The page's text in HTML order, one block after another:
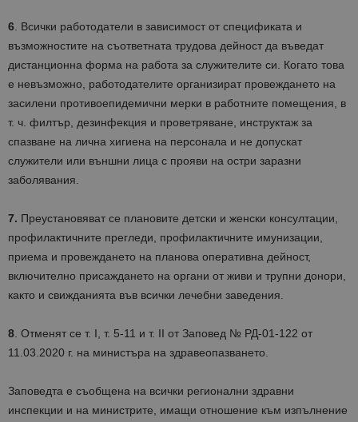
6. Всички работодатели в зависимост от спецификата и
възможностите на съответната трудова дейност да въведат
дистанционна форма на работа за служителите си. Когато това
е невъзможно, работодателите организират провеждането на
засилени противоепидемични мерки в работните помещения, в
т. ч. филтър, дезинфекция и проветряване, инструктаж за
спазване на лична хигиена на персонала и не допускат
служители или външни лица с прояви на остри заразни
заболявания.
7. Преустановяват се плановите детски и женски консултации,
профилактичните прегледи, профилактичните имунизации,
приема и провеждането на планова оперативна дейност,
включително присаждането на органи от живи и трупни донори,
както и свижданията във всички лечебни заведения.
8. Отменят се т. I, т. 5-11 и т. II от Заповед № РД-01-122 от
11.03.2020 г. на министъра на здравеопазването.
Заповедта е съобщена на всички регионални здравни
инспекции и на министрите, имащи отношение към изпълнение